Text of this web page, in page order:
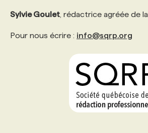
Sylvie Goulet , rédactrice agréée de la
Pour nous écrire : info@sqrp.org